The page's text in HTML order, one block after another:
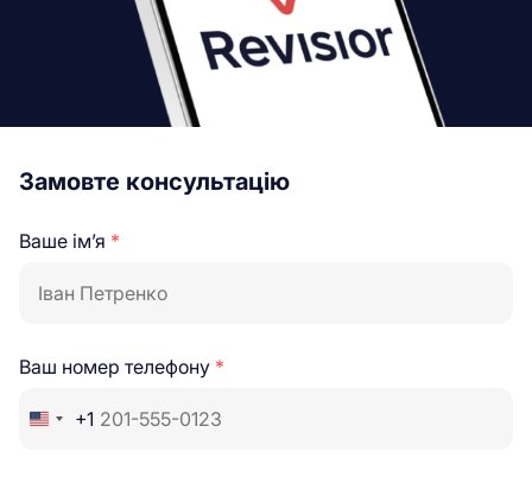
Замовте консультацію
Ваше ім’я *
Ваш номер телефону *
+1